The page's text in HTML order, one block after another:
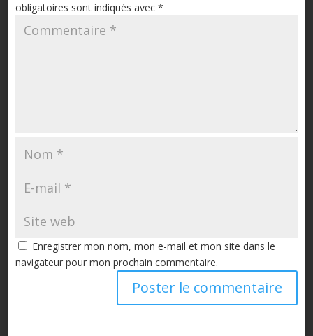
obligatoires sont indiqués avec *
Enregistrer mon nom, mon e-mail et mon site dans le
navigateur pour mon prochain commentaire.